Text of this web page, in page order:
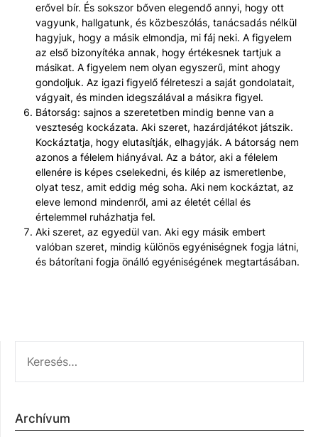
erővel bír. És sokszor bőven elegendő annyi, hogy ott
vagyunk, hallgatunk, és közbeszólás, tanácsadás nélkül
hagyjuk, hogy a másik elmondja, mi fáj neki. A figyelem
az első bizonyítéka annak, hogy értékesnek tartjuk a
másikat. A figyelem nem olyan egyszerű, mint ahogy
gondoljuk. Az igazi figyelő félreteszi a saját gondolatait,
vágyait, és minden idegszálával a másikra figyel.
Bátorság: sajnos a szeretetben mindig benne van a
veszteség kockázata. Aki szeret, hazárdjátékot játszik.
Kockáztatja, hogy elutasítják, elhagyják. A bátorság nem
azonos a félelem hiányával. Az a bátor, aki a félelem
ellenére is képes cselekedni, és kilép az ismeretlenbe,
olyat tesz, amit eddig még soha. Aki nem kockáztat, az
eleve lemond mindenről, ami az életét céllal és
értelemmel ruházhatja fel.
Aki szeret, az egyedül van. Aki egy másik embert
valóban szeret, mindig különös egyéniségnek fogja látni,
és bátorítani fogja önálló egyéniségének megtartásában.
Archívum